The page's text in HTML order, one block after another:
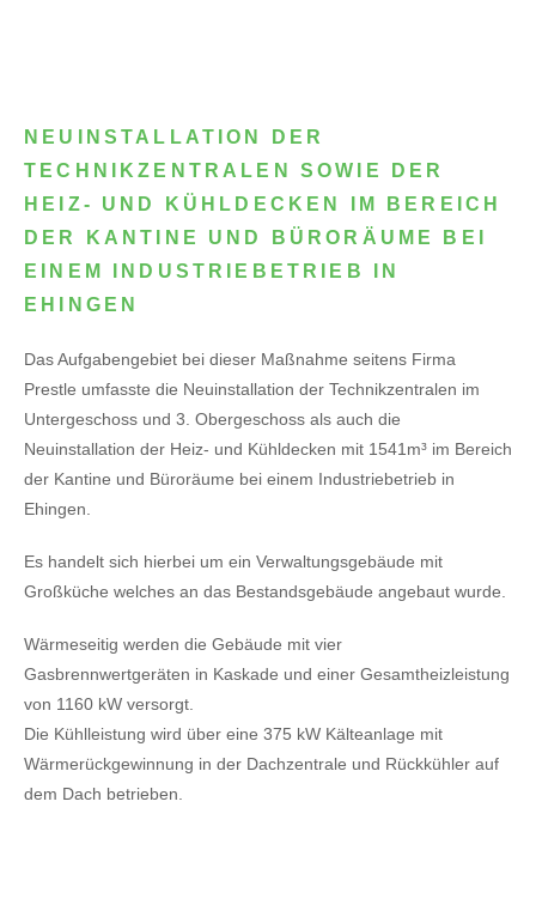
NEUINSTALLATION DER
TECHNIKZENTRALEN SOWIE DER
HEIZ- UND KÜHLDECKEN IM BEREICH
DER KANTINE UND BÜRORÄUME BEI
EINEM INDUSTRIEBETRIEB IN
EHINGEN
Das Aufgabengebiet bei dieser Maßnahme seitens Firma
Prestle umfasste die Neuinstallation der Technikzentralen im
Untergeschoss und 3. Obergeschoss als auch die
Neuinstallation der Heiz- und Kühldecken mit 1541m³ im Bereich
der Kantine und Büroräume bei einem Industriebetrieb in
Ehingen.
Es handelt sich hierbei um ein Verwaltungsgebäude mit
Großküche welches an das Bestandsgebäude angebaut wurde.
Wärmeseitig werden die Gebäude mit vier
Gasbrennwertgeräten in Kaskade und einer Gesamtheizleistung
von 1160 kW versorgt.
Die Kühlleistung wird über eine 375 kW Kälteanlage mit
Wärmerückgewinnung in der Dachzentrale und Rückkühler auf
dem Dach betrieben.